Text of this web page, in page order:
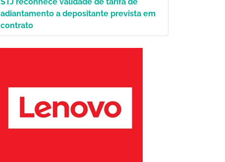
adiantamento a depositante prevista em
contrato